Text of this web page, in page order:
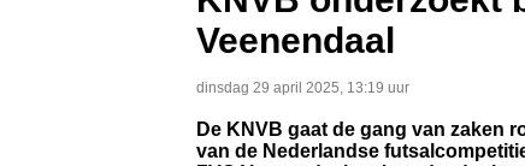
Veenendaal
dinsdag 29 april 2025, 13:19 uur
De KNVB gaat de gang van zaken
van de Nederlandse